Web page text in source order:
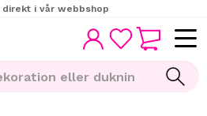
direkt i vår webbshop
FAVORITER
KUNDVAGN